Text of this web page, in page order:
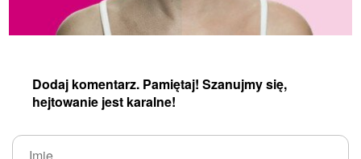
Dodaj komentarz. Pamiętaj! Szanujmy się,
hejtowanie jest karalne!